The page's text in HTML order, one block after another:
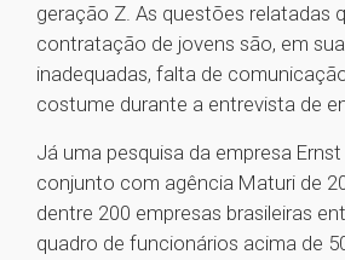
geração Z. As questões relatadas
contratação de jovens são, em
inadequadas, falta de
costume durante a entrevista de
Já uma pesquisa da empresa
conjunto com agência Maturi de
dentre 200 empresas brasileiras
quadro de funcionários acima de